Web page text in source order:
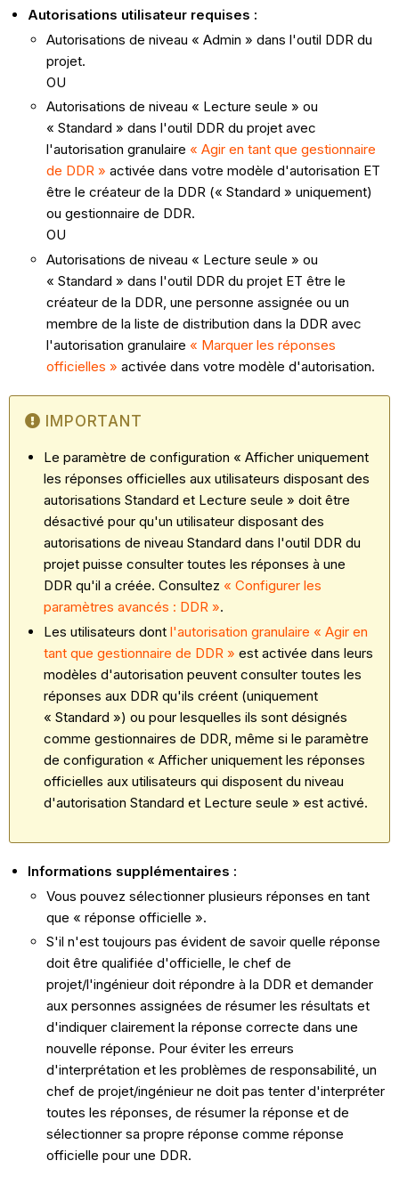
Autorisations utilisateur requises :
Autorisations de niveau « Admin » dans l'outil DDR du
projet.
OU
Autorisations de niveau « Lecture seule » ou
« Standard » dans l'outil DDR du projet avec
l'autorisation granulaire « Agir en tant que gestionnaire
de DDR » activée dans votre modèle d'autorisation ET
être le créateur de la DDR (« Standard » uniquement)
ou gestionnaire de DDR.
OU
Autorisations de niveau « Lecture seule » ou
« Standard » dans l'outil DDR du projet ET être le
créateur de la DDR, une personne assignée ou un
membre de la liste de distribution dans la DDR avec
l'autorisation granulaire « Marquer les réponses
officielles » activée dans votre modèle d'autorisation.
IMPORTANT
Le paramètre de configuration « Afficher uniquement
les réponses officielles aux utilisateurs disposant des
autorisations Standard et Lecture seule » doit être
désactivé pour qu'un utilisateur disposant des
autorisations de niveau Standard dans l'outil DDR du
projet puisse consulter toutes les réponses à une
DDR qu'il a créée. Consultez « Configurer les
paramètres avancés : DDR ».
Les utilisateurs dontl'autorisation granulaire « Agir en
tant que gestionnaire de DDR » est activée dans leurs
modèles d'autorisation peuvent consulter toutes les
réponses aux DDR qu'ils créent (uniquement
« Standard ») ou pour lesquelles ils sont désignés
comme gestionnaires de DDR, même si le paramètre
de configuration « Afficher uniquement les réponses
officielles aux utilisateurs qui disposent du niveau
d'autorisation Standard et Lecture seule » est activé.
Informations supplémentaires :
Vous pouvez sélectionner plusieurs réponses en tant
que « réponse officielle ».
S'il n'est toujours pas évident de savoir quelle réponse
doit être qualifiée d'officielle, le chef de
projet/l'ingénieur doit répondre à la DDR et demander
aux personnes assignées de résumer les résultats et
d'indiquer clairement la réponse correcte dans une
nouvelle réponse. Pour éviter les erreurs
d'interprétation et les problèmes de responsabilité, un
chef de projet/ingénieur ne doit pas tenter d'interpréter
toutes les réponses, de résumer la réponse et de
sélectionner sa propre réponse comme réponse
officielle pour une DDR.